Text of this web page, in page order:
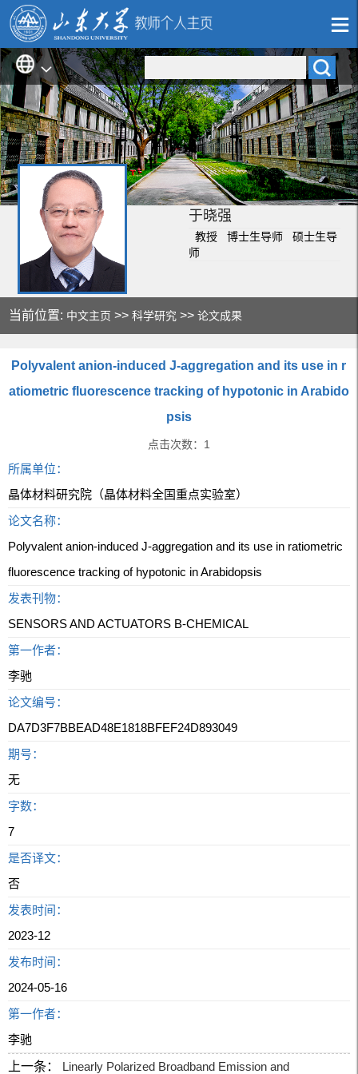
于晓强
教授 博士生导师 硕士生导
师
当前位置: 中文主页 >>科学研究 >>论文成果
Polyvalent anion-induced J-aggregation and its use in r
atiometric fluorescence tracking of hypotonic in Arabido
psis
点击次数： 1
所属单位：
晶体材料研究院（晶体材料全国重点实验室）
论文名称：
Polyvalent anion-induced J-aggregation and its use in ratiometric
fluorescence tracking of hypotonic in Arabidopsis
发表刊物：
SENSORS AND ACTUATORS B-CHEMICAL
第一作者：
李驰
论文编号：
DA7D3F7BBEAD48E1818BFEF24D893049
期号：
无
字数：
7
是否译文：
否
发表时间：
2023-12
发布时间：
2024-05-16
第一作者：
李驰
上一条：
Linearly Polarized Broadband Emission and